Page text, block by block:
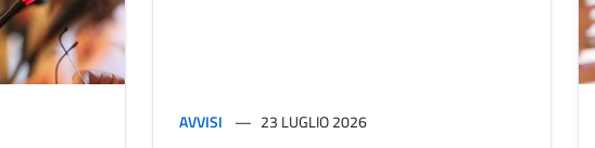
AVVISI 23 LUGLIO 2026